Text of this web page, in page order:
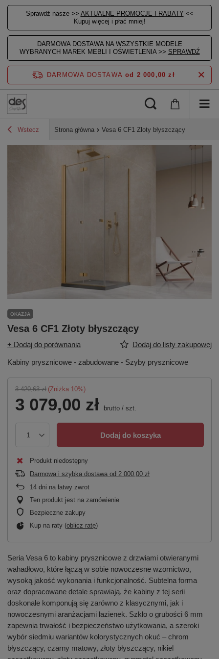
Sprawdź nasze >> AKTUALNE PROMOCJE I RABATY <<
Kupuj więcej i płać mniej!
DARMOWA DOSTAWA NA WSZYSTKIE MODELE
WYBRANYCH MAREK MEBLI I OŚWIETLENIA >> SPRAWDŹ
DARMOWA DOSTAWA od 2 000,00 zł
Wstecz Strona główna Vesa 6 CF1 Złoty błyszczący
OKAZJA
Vesa 6 CF1 Złoty błyszczący
+ Dodaj do porównania Dodaj do listy zakupowej
Kabiny prysznicowe - zabudowane - Szyby prysznicowe
3 420,63 zł (Zniżka 10%)
3 079,00 zł brutto / szt.
Dodaj do koszyka
Produkt niedostępny
Darmowa i szybka dostawa od 2 000,00 zł
14 dni na łatwy zwrot
Ten produkt jest na zamówienie
Bezpieczne zakupy
Kup na raty (oblicz ratę)
Seria Vesa 6 to kabiny prysznicowe z drzwiami otwieranymi
wahadłowo, które łączą w sobie nowoczesne wzornictwo,
wysoką jakość wykonania i funkcjonalność. Subtelna forma
oraz dopracowane detale sprawiają, że kabiny z tej serii
doskonale komponują się zarówno z klasycznymi, jak i
nowoczesnymi aranżacjami łazienek. Szkło o grubości 6 mm
zapewnia trwałość i bezpieczeństwo użytkowania, a szeroki
wybór siedmiu wariantów kolorystycznych okuć – chrom
błyszczący, czarny matowy, złoty błyszczący, nikiel